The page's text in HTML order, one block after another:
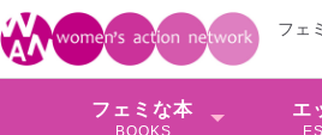
フェ
フェミな本
BOOKS
エ